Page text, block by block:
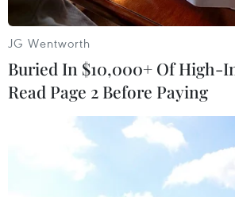
thành lập Liên minh Quốc
JG Wentworth
Buried In $10,000+ Of High-
Read Page 2 Before Paying